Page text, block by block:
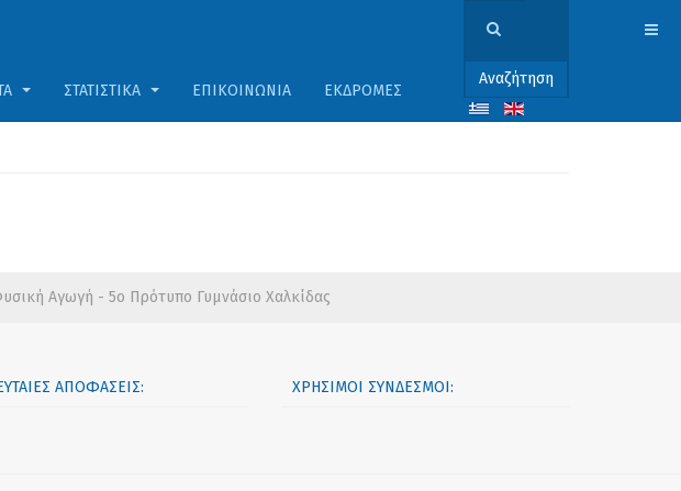
Αναζήτηση
ΣΤΑΤΙΣΤΙΚΆ ΕΠΙΚΟΙΝΩΝΊΑ ΕΚΔΡΟΜΈΣ
Αγωγή - 5ο Πρότυπο Γυμνάσιο Χαλκίδας
ΑΠΟΦΆΣΕΙΣ: ΧΡΉΣΙΜΟΙ ΣΎΝΔΕΣΜΟΙ: